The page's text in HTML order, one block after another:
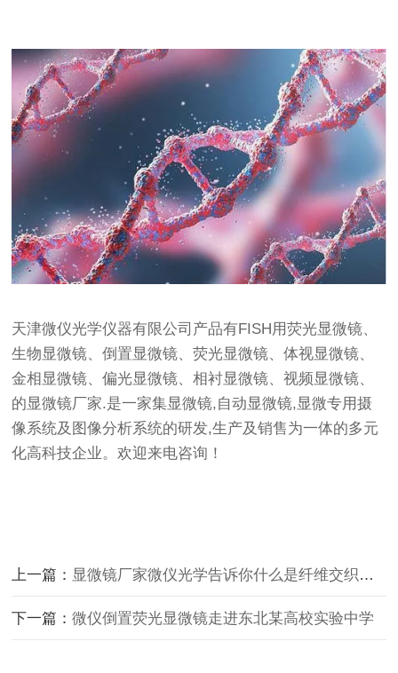
天津微仪光学仪器有限公司产品有FISH用荧光显微镜、
生物显微镜、倒置显微镜、荧光显微镜、体视显微镜、
金相显微镜、偏光显微镜、相衬显微镜、视频显微镜、
的显微镜厂家.是一家集显微镜,自动显微镜,显微专用摄
像系统及图像分析系统的研发,生产及销售为一体的多元
化高科技企业。欢迎来电咨询！
上一篇： 显微镜厂家微仪光学告诉你什么是纤维交织结构？
下一篇：微仪倒置荧光显微镜走进东北某高校实验中学